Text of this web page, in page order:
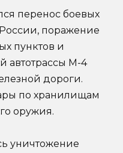
перенос боевых
поражение
пунктов и
автотрассы М-4
дороги.
по хранилищам
оружия.
уничтожение